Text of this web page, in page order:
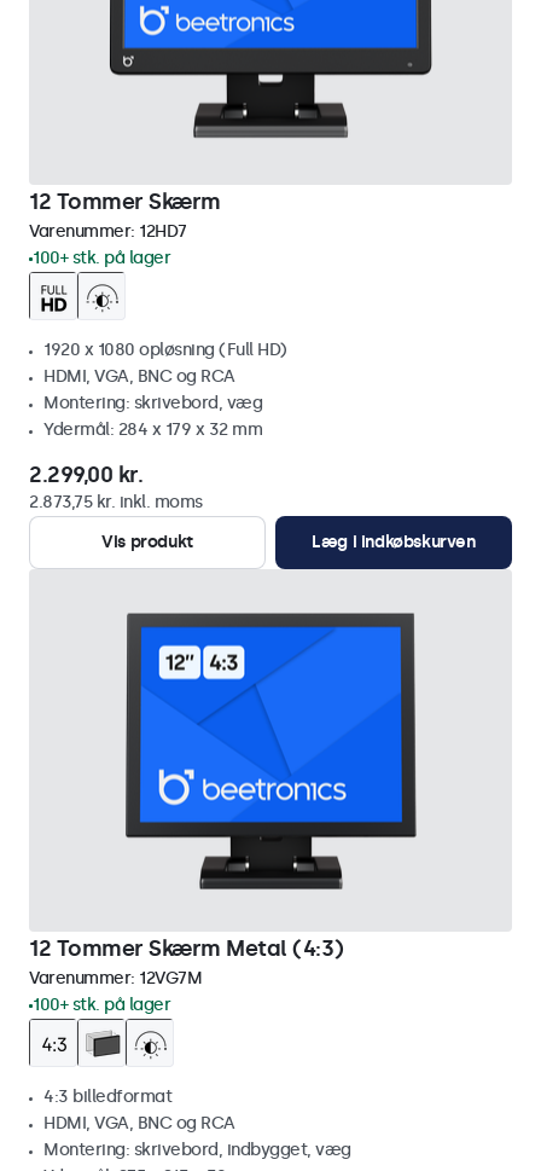
12 Tommer Skærm
Varenummer: 12HD7
100+ stk. på lager
1920 x 1080 opløsning (Full HD)
HDMI, VGA, BNC og RCA
Montering: skrivebord, væg
Ydermål: 284 x 179 x 32 mm
2.299,00 kr.
2.873,75 kr. inkl. moms
Vis produkt
Læg i indkøbskurven
12 Tommer Skærm Metal (4:3)
Varenummer: 12VG7M
100+ stk. på lager
4:3 billedformat
HDMI, VGA, BNC og RCA
Montering: skrivebord, indbygget, væg